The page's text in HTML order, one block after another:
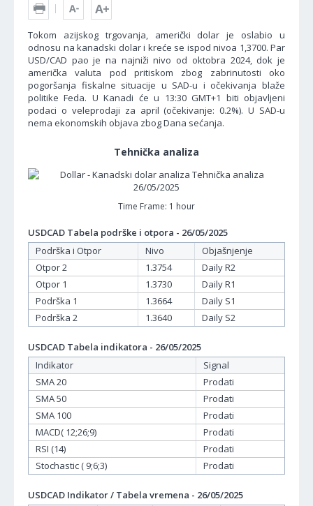
Tokom azijskog trgovanja, američki dolar je oslabio u
odnosu na kanadski dolar i kreće se ispod nivoa 1,3700. Par
USD/CAD pao je na najniži nivo od oktobra 2024, dok je
američka valuta pod pritiskom zbog zabrinutosti oko
pogoršanja fiskalne situacije u SAD-u i očekivanja blaže
politike Feda. U Kanadi će u 13:30 GMT+1 biti objavljeni
podaci o veleprodaji za april (očekivanje: 0.2%). U SAD-u
nema ekonomskih objava zbog Dana sećanja.
Tehnička analiza
Time Frame: 1 hour
USDCAD Tabela podrške i otpora - 26/05/2025
Podrška i Otpor
Nivo
Objašnjenje
Otpor 2
1.3754
Daily R2
Otpor 1
1.3730
Daily R1
Podrška 1
1.3664
Daily S1
Podrška 2
1.3640 Daily S2
USDCAD Tabela indikatora - 26/05/2025
Indikator
Signal
SMA 20
Prodati
SMA 50
Prodati
SMA 100
Prodati
MACD( 12;26;9)
Prodati
RSI (14)
Prodati
Stochastic ( 9;6;3)
Prodati
USDCAD Indikator / Tabela vremena - 26/05/2025